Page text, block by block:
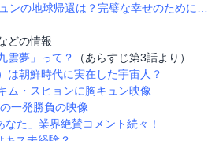
ンの地球帰還は？完璧な幸せのために…
どの情報
雲夢」って？
（あらすじ第3話より）
は朝鮮時代に実在した宇宙人？
ム・スヒョンに胸キュン映像
一発勝負の映像
た」業界絶賛コメント続々！